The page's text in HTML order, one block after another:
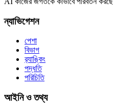
ন্যাভিগেশন
পেশা
বিভাগ
র‍্যাঙ্কিং
পদ্ধতি
পরিচিতি
আইনি ও তথ্য